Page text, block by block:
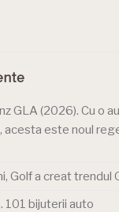
GLA (2026). Cu o
este noul
Golf a creat trendul
101 bijuterii auto